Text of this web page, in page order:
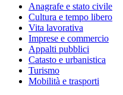
Anagrafe e stato civile
Cultura e tempo libero
Vita lavorativa
Imprese e commercio
Appalti pubblici
Catasto e urbanistica
Turismo
Mobilità e trasporti